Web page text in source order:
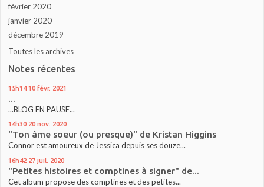
février 2020
janvier 2020
décembre 2019
Toutes les archives
Notes récentes
15h14 10 févr. 2021
...
...BLOG EN PAUSE...
14h30 20 nov. 2020
"Ton âme soeur (ou presque)" de Kristan Higgins
Connor est amoureux de Jessica depuis ses douze...
16h42 27 juil. 2020
"Petites histoires et comptines à signer" de...
Cet album propose des comptines et des petites...